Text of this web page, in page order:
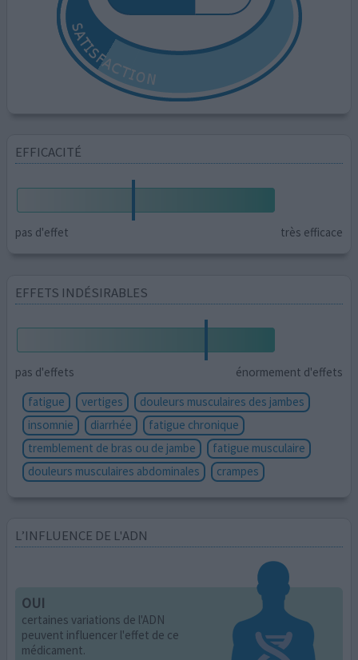
EFFICACITÉ
pas d'effet très efficace
EFFETS INDÉSIRABLES
pas d'effets
énormement d'effets
fatigue
vertiges
douleurs musculaires des jambes
insomnie
diarrhée
fatigue chronique
tremblement de bras ou de jambe
fatigue musculaire
douleurs musculaires abdominales
crampes
L’INFLUENCE DE L'ADN
OUI
certaines variations de l'ADN
peuvent influencer l'effet de ce
médicament.